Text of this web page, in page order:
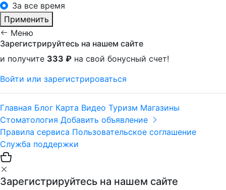
За все время
Применить
Меню
Зарегистрируйтесь на нашем сайте
и получите 333 ₽ на свой бонусный счет!
Войти или зарегистрироваться
Главная Блог Карта Видео Туризм Магазины
Стоматология Добавить объявление
Правила сервиса Пользовательское соглашение
Служба поддержки
Зарегистрируйтесь на нашем сайте